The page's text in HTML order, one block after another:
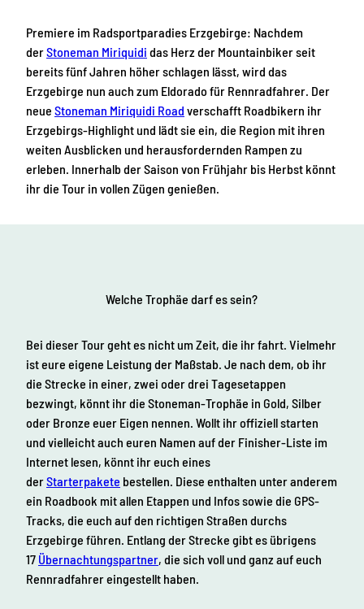
Premiere im Radsportparadies Erzgebirge: Nachdem
derStoneman Miriquidi das Herz der Mountainbiker seit
bereits fünf Jahren höher schlagen lässt, wird das
Erzgebirge nun auch zum Eldorado für Rennradfahrer. Der
neue Stoneman Miriquidi Road verschafft Roadbikern ihr
Erzgebirgs-Highlight und lädt sie ein, die Region mit ihren
weiten Ausblicken und herausfordernden Rampen zu
erleben. Innerhalb der Saison von Frühjahr bis Herbst könnt
ihr die Tour in vollen Zügen genießen.
Welche Trophäe darf es sein?
Bei dieser Tour geht es nicht um Zeit, die ihr fahrt. Vielmehr
ist eure eigene Leistung der Maßstab. Je nach dem, ob ihr
die Strecke in einer, zwei oder drei Tagesetappen
bezwingt, könnt ihr die Stoneman-Trophäe in Gold, Silber
oder Bronze euer Eigen nennen. Wollt ihr offiziell starten
und vielleicht auch euren Namen auf der Finisher-Liste im
Internet lesen, könnt ihr euch eines
derStarterpakete bestellen. Diese enthalten unter anderem
ein Roadbook mit allen Etappen und Infos sowie die GPS-
Tracks, die euch auf den richtigen Straßen durchs
Erzgebirge führen. Entlang der Strecke gibt es übrigens
17 Übernachtungspartner, die sich voll und ganz auf euch
Rennradfahrer eingestellt haben.